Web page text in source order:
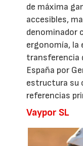
de máxima
accesibles,
denominador
ergonomía, la
transferencia
España por
estructura su
referencias
Vaypor SL